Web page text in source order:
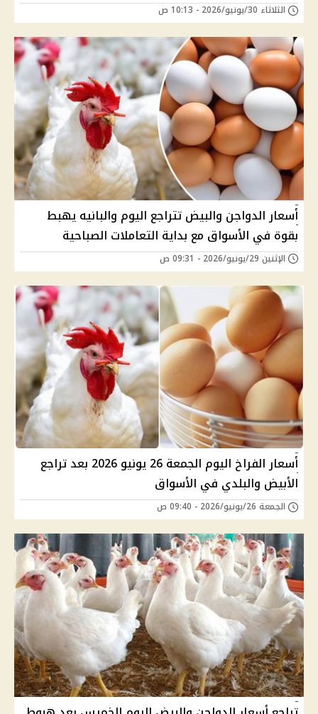
الثلاثاء 30/يونيو/2026 - 10:13 ص
أسعار الدواجن والبيض تتراجع اليوم والبانيه يهبط
بقوة في الأسواق مع بداية التعاملات الصباحية
الإثنين 29/يونيو/2026 - 09:31 ص
أسعار الفراخ اليوم الجمعة 26 يونيو 2026 بعد تراجع
الأبيض والبلدي في الأسواق
الجمعة 26/يونيو/2026 - 09:40 ص